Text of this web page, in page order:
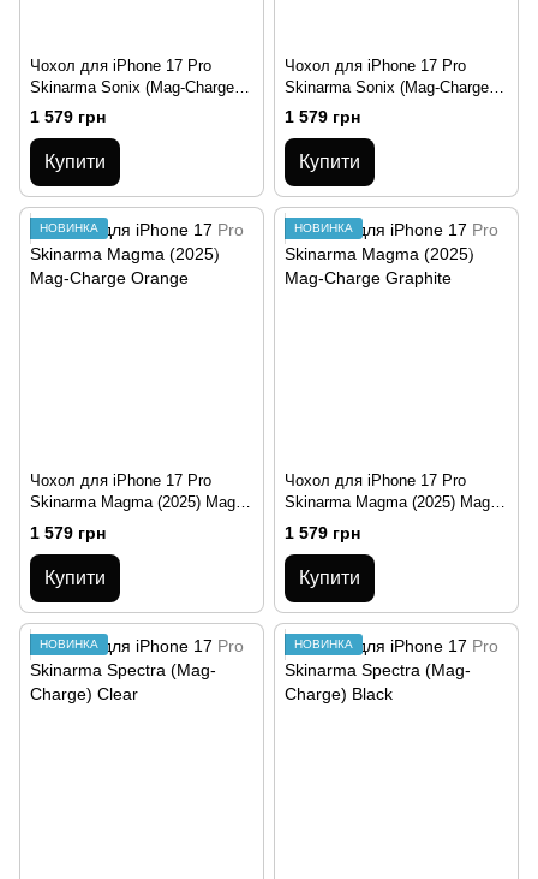
Чохол для iPhone 17 Pro
Skinarma Sonix (Mag-Charge)
Stone
1 579 грн
Купити
Чохол для iPhone 17 Pro
Skinarma Sonix (Mag-Charge)
Clear
1 579 грн
Купити
НОВИНКА
Чохол для iPhone 17 Pro
Skinarma Magma (2025) Mag-
Charge Orange
1 579 грн
Купити
НОВИНКА
Чохол для iPhone 17 Pro
Skinarma Magma (2025) Mag-
Charge Graphite
1 579 грн
Купити
НОВИНКА НОВИНКА